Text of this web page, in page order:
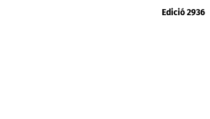
Edició 2936